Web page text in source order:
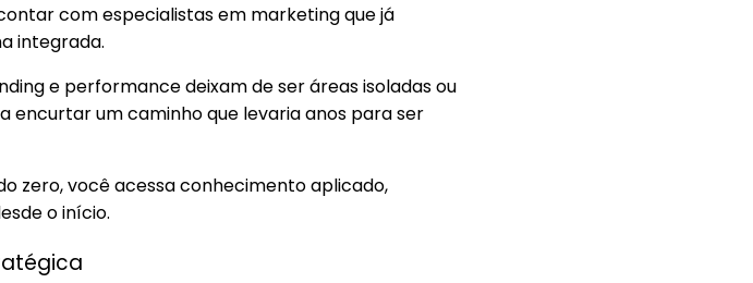
com especialistas em marketing que já
integrada.
e performance deixam de ser áreas isoladas ou
encurtar um caminho que levaria anos para ser
zero, você acessa conhecimento aplicado,
o início.